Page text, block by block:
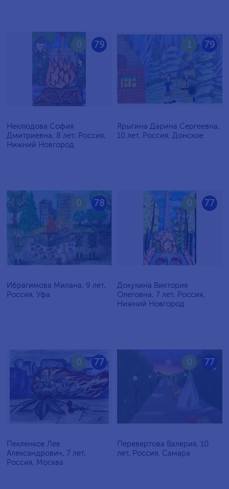
79
0
Неклюдова София
Дмитриевна, 8 лет, Россия,
Нижний Новгород
79
1
Ярыгина Дарина Сергеевна,
10 лет, Россия, Донское
78
0
Ибрагимова Милана, 9 лет,
Россия, Уфа
77
0
Докукина Виктория
Олеговна, 7 лет, Россия,
Нижний Новгород
77
0
Пекленков Лев
Александрович, 7 лет,
Россия, Москва
77
0
Перевертова Валерия, 10
лет, Россия, Самара